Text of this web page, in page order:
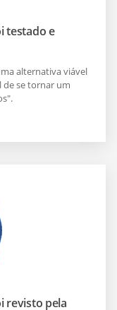
testado e
alternativa viável
de se tornar um
revisto pela